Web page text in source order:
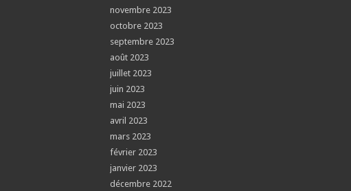
novembre 2023
octobre 2023
septembre 2023
août 2023
juillet 2023
juin 2023
mai 2023
avril 2023
mars 2023
février 2023
janvier 2023
décembre 2022